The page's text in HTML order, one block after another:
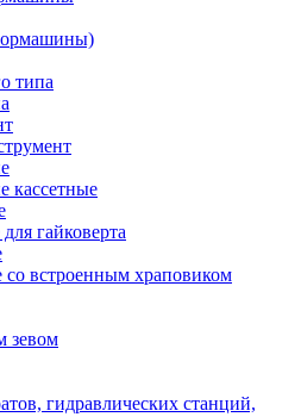
типа
кассетные
гайковерта
встроенным храповиком
зевом
гидравлических станций,